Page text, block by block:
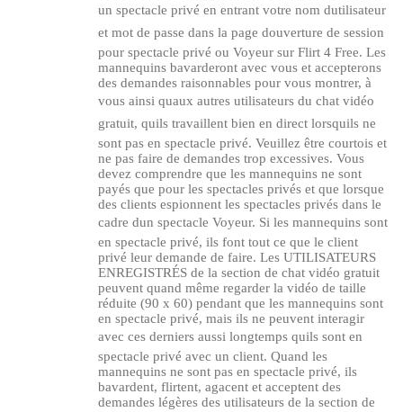
un spectacle privé en entrant votre nom dutilisateur
et mot de passe dans la page douverture de session
pour spectacle privé ou Voyeur sur Flirt 4 Free. Les
mannequins bavarderont avec vous et accepterons
des demandes raisonnables pour vous montrer, à
vous ainsi quaux autres utilisateurs du chat vidéo
gratuit, quils travaillent bien en direct lorsquils ne
sont pas en spectacle privé. Veuillez être courtois et
ne pas faire de demandes trop excessives. Vous
devez comprendre que les mannequins ne sont
payés que pour les spectacles privés et que lorsque
des clients espionnent les spectacles privés dans le
cadre dun spectacle Voyeur. Si les mannequins sont
en spectacle privé, ils font tout ce que le client
privé leur demande de faire. Les UTILISATEURS
ENREGISTRÉS de la section de chat vidéo gratuit
peuvent quand même regarder la vidéo de taille
réduite (90 x 60) pendant que les mannequins sont
en spectacle privé, mais ils ne peuvent interagir
avec ces derniers aussi longtemps quils sont en
spectacle privé avec un client. Quand les
mannequins ne sont pas en spectacle privé, ils
bavardent, flirtent, agacent et acceptent des
demandes légères des utilisateurs de la section de
120
F
R
E
E
C
R
E
DI
T
S